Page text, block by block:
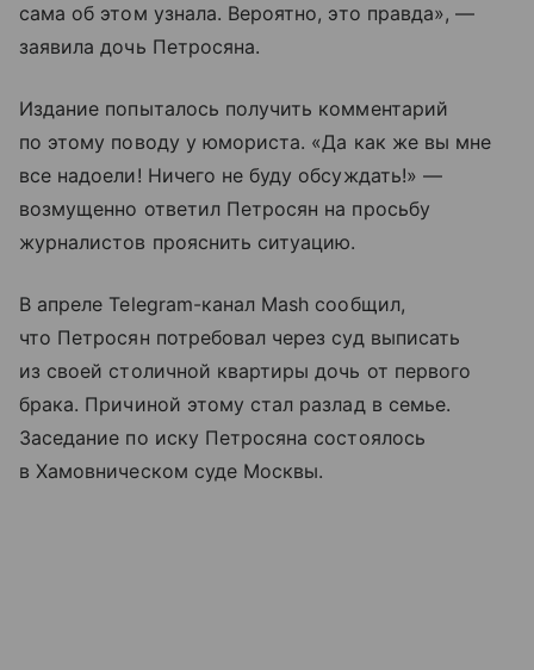
сама об этом узнала. Вероятно, это правда», —
заявила дочь Петросяна.
Издание попыталось получить комментарий
по этому поводу у юмориста. «Да как же вы мне
все надоели! Ничего не буду обсуждать!» —
возмущенно ответил Петросян на просьбу
журналистов прояснить ситуацию.
В апреле Telegram-канал Mash сообщил,
что Петросян потребовал через суд выписать
из своей столичной квартиры дочь от первого
брака. Причиной этому стал разлад в семье.
Заседание по иску Петросяна состоялось
в Хамовническом суде Москвы.